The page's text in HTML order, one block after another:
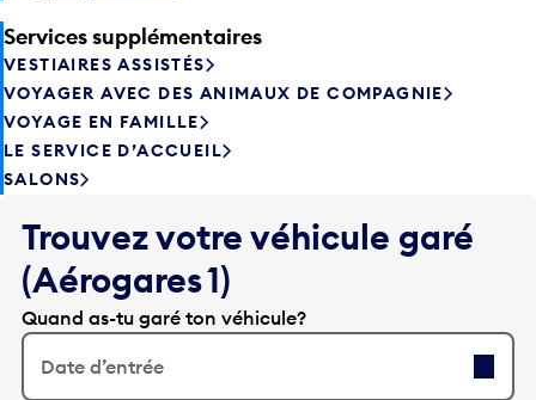
Services supplémentaires
VESTIAIRES ASSISTÉS
VOYAGER AVEC DES ANIMAUX DE COMPAGNIE
VOYAGE EN FAMILLE
LE SERVICE D’ACCUEIL
SALONS
Trouvez votre véhicule garé
(Aérogares 1)
Quand as-tu garé ton véhicule?
Date d’entrée